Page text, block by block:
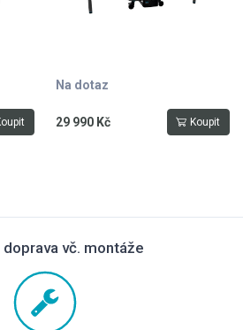
Na dotaz
29 990 Kč Koupit
vč. montáže